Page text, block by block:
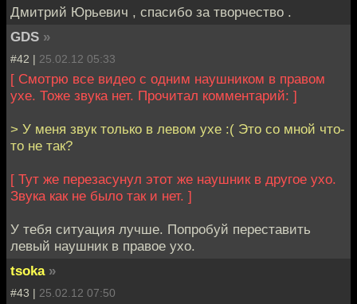
Дмитрий Юрьевич , спасибо за творчество .
GDS »
#42 | 25.02.12 05:33
[ Смотрю все видео с одним наушником в правом
ухе. Тоже звука нет. Прочитал комментарий: ]
> У меня звук только в левом ухе :( Это со мной что-
то не так?
[ Тут же перезасунул этот же наушник в другое ухо.
Звука как не было так и нет. ]
У тебя ситуация лучше. Попробуй переставить
левый наушник в правое ухо.
tsoka »
#43 | 25.02.12 07:50